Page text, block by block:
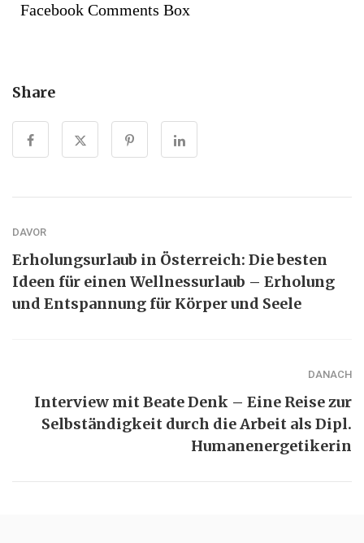
Facebook Comments Box
Share
DAVOR
Erholungsurlaub in Österreich: Die besten
Ideen für einen Wellnessurlaub – Erholung
und Entspannung für Körper und Seele
DANACH
Interview mit Beate Denk – Eine Reise zur
Selbständigkeit durch die Arbeit als Dipl.
Humanenergetikerin